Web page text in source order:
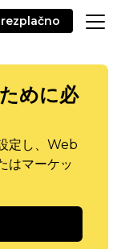
めに必
定し、Web
はマーケッ